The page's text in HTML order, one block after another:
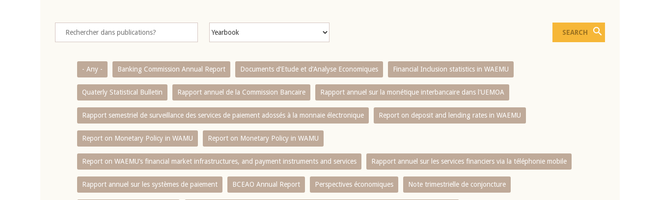
- Any - Banking Commission Annual Report Documents d’Etude et d’Analyse Economiques Financial Inclusion statistics in WAEMU
Quaterly Statistical Bulletin Rapport annuel de la Commission Bancaire Rapport annuel sur la monétique interbancaire dans l'UEMOA
Rapport semestriel de surveillance des services de paiement adossés à la monnaie électronique Report on deposit and lending rates in WAEMU
Report on Monetary Policy in WAMU Report on Monetary Policy in WAMU
Report on WAEMU’s financial market infrastructures, and payment instruments and services Rapport annuel sur les services financiers via la téléphonie mobile
Rapport annuel sur les systèmes de paiement BCEAO Annual Report Perspectives économiques Note trimestrielle de conjoncture